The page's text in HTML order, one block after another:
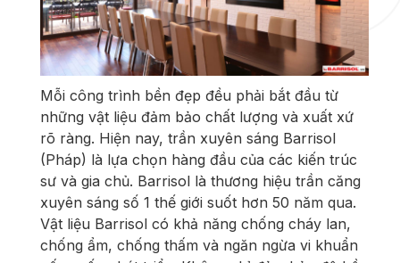
Mỗi công trình bền đẹp đều phải bắt đầu từ
những vật liệu đảm bảo chất lượng và xuất xứ
rõ ràng. Hiện nay, trần xuyên sáng Barrisol
(Pháp) là lựa chọn hàng đầu của các kiến trúc
sư và gia chủ. Barrisol là thương hiệu trần căng
xuyên sáng số 1 thế giới suốt hơn 50 năm qua.
Vật liệu Barrisol có khả năng chống cháy lan,
chống ẩm, chống thấm và ngăn ngừa vi khuẩn